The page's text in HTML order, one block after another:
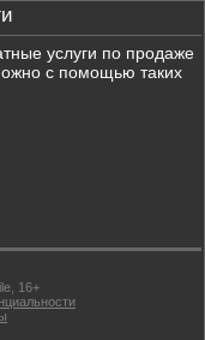
услуги по продаже
с помощью таких
16+